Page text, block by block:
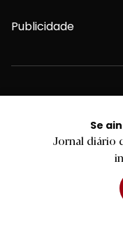
Se
Jornal diário
Publicidade
Privacidade e Cookies
Declaração de
Editar Cookies
2026 Diário do Minho,